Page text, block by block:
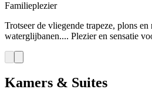
Familieplezier
Trotseer de vliegende trapeze, plons en
waterglijbanen.... Plezier en sensatie
Kamers & Suites